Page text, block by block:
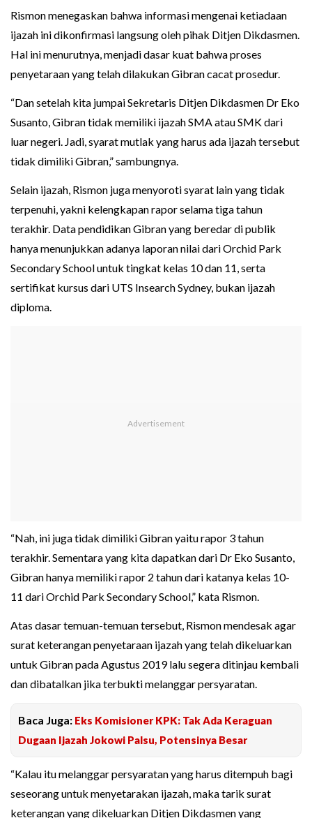
Rismon menegaskan bahwa informasi mengenai ketiadaan
ijazah ini dikonfirmasi langsung oleh pihak Ditjen Dikdasmen.
Hal ini menurutnya, menjadi dasar kuat bahwa proses
penyetaraan yang telah dilakukan Gibran cacat prosedur.
“Dan setelah kita jumpai Sekretaris Ditjen Dikdasmen Dr Eko
Susanto, Gibran tidak memiliki ijazah SMA atau SMK dari
luar negeri. Jadi, syarat mutlak yang harus ada ijazah tersebut
tidak dimiliki Gibran,” sambungnya.
Selain ijazah, Rismon juga menyoroti syarat lain yang tidak
terpenuhi, yakni kelengkapan rapor selama tiga tahun
terakhir. Data pendidikan Gibran yang beredar di publik
hanya menunjukkan adanya laporan nilai dari Orchid Park
Secondary School untuk tingkat kelas 10 dan 11, serta
sertifikat kursus dari UTS Insearch Sydney, bukan ijazah
diploma.
“Nah, ini juga tidak dimiliki Gibran yaitu rapor 3 tahun
terakhir. Sementara yang kita dapatkan dari Dr Eko Susanto,
Gibran hanya memiliki rapor 2 tahun dari katanya kelas 10-
11 dari Orchid Park Secondary School,” kata Rismon.
Atas dasar temuan-temuan tersebut, Rismon mendesak agar
surat keterangan penyetaraan ijazah yang telah dikeluarkan
untuk Gibran pada Agustus 2019 lalu segera ditinjau kembali
dan dibatalkan jika terbukti melanggar persyaratan.
Baca Juga: Eks Komisioner KPK: Tak Ada Keraguan
Dugaan Ijazah Jokowi Palsu, Potensinya Besar
“Kalau itu melanggar persyaratan yang harus ditempuh bagi
seseorang untuk menyetarakan ijazah, maka tarik surat
keterangan yang dikeluarkan Ditjen Dikdasmen yang